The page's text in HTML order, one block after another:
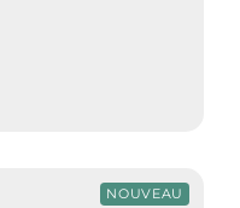
NOUVEAU